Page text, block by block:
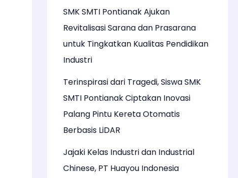
SMK SMTI Pontianak Ajukan
Revitalisasi Sarana dan Prasarana
untuk Tingkatkan Kualitas Pendidikan
Industri
Terinspirasi dari Tragedi, Siswa SMK
SMTI Pontianak Ciptakan Inovasi
Palang Pintu Kereta Otomatis
Berbasis LiDAR
Jajaki Kelas Industri dan Industrial
Chinese, PT Huayou Indonesia